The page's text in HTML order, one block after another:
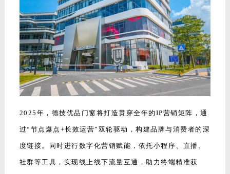
2025年，德技优品门窗将打造贯穿全年的IP营销矩阵，通
过“节点爆点+长效运营”双轮驱动，构建品牌与消费者的深
度链接。同时进行数字化营销赋能，依托小程序、直播、
社群等工具，实现线上线下流量互通，助力终端精准获